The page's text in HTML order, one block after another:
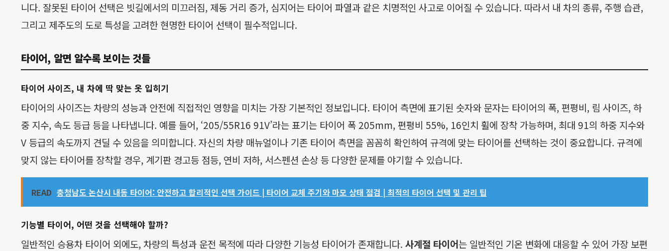
니다. 잘못된 타이어 선택은 빗길에서의 미끄러짐, 제동 거리 증가, 심지어는 타이어 파열과 같은 치명적인 사고로 이어질 수 있습니다. 따라서 내 차의 종류, 주행 습관,
그리고 제주도의 도로 특성을 고려한 현명한 타이어 선택이 필수적입니다.
타이어, 알면 알수록 보이는 것들
타이어 사이즈, 내 차에 딱 맞는 옷 입히기
타이어의 사이즈는 차량의 성능과 안전에 직접적인 영향을 미치는 가장 기본적인 정보입니다. 타이어 측면에 표기된 숫자와 문자는 타이어의 폭, 편평비, 림 사이즈, 하
중 지수, 속도 등급 등을 나타냅니다. 예를 들어, ‘205/55R16 91V’라는 표기는 타이어 폭 205mm, 편평비 55%, 16인치 휠에 장착 가능하며, 최대 91의 하중 지수와
V 등급의 속도까지 견딜 수 있음을 의미합니다. 자신의 차량 매뉴얼이나 기존 타이어 측면을 꼼꼼히 확인하여 규격에 맞는 타이어를 선택하는 것이 중요합니다. 규격에
맞지 않는 타이어를 장착할 경우, 계기판 경고등 점등, 연비 저하, 서스펜션 손상 등 다양한 문제를 야기할 수 있습니다.
READ 충청남도 논산시 내동 타이어: 안전하고 합리적인 선택 가이드 | 타이어 교체 주기와 마모 상태 점검 | 최적의 타이어 선택 및 관리 팁
기능별 타이어, 어떤 것을 선택해야 할까?
일반적인 승용차 타이어 외에도, 차량의 특성과 운전 목적에 따라 다양한 기능성 타이어가 존재합니다. 사계절 타이어는 일반적인 기온 변화에 대응할 수 있어 가장 보편